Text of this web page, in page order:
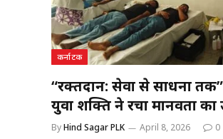
कर्नाटक
“रक्तदान: सेवा से साधना
युवा शक्ति ने रचा मानवता का
ByHind Sagar PLK April 8, 2026 0